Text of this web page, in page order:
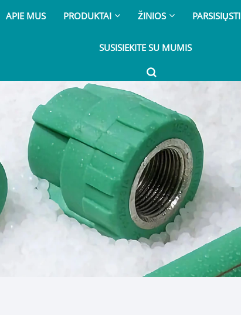
APIE MUS PRODUKTAI ŽINIOS PARSISIŲSTI
SUSISIEKITE SU MUMIS